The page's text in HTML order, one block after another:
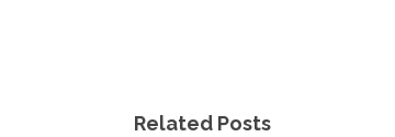
Related Posts